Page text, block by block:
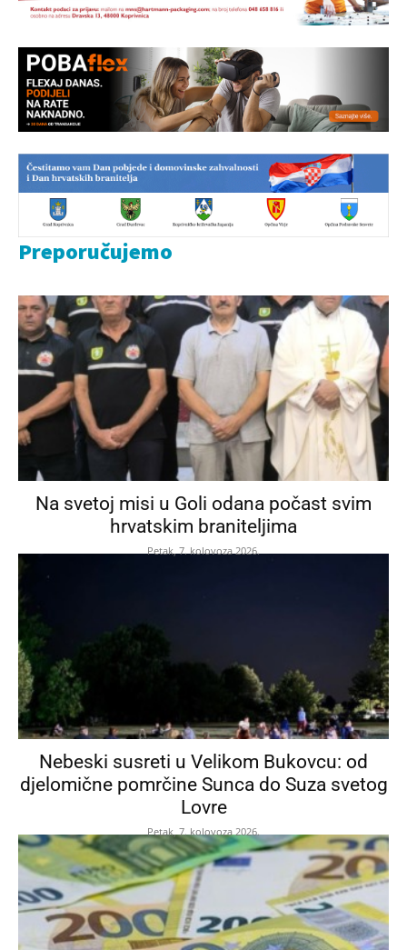
Preporučujemo
Na svetoj misi u Goli odana počast svim
hrvatskim braniteljima
Petak, 7. kolovoza 2026.
Nebeski susreti u Velikom Bukovcu: od
djelomične pomrčine Sunca do Suza svetog
Lovre
Petak, 7. kolovoza 2026.